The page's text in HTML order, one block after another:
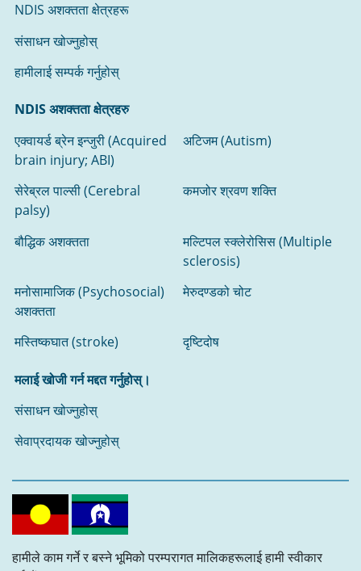
NDIS अशक्तता क्षेत्रहरू
संसाधन खोज्नुहोस्‌
हामीलाई सम्पर्क गर्नुहोस्
NDIS अशक्तता क्षेत्रहरु
एक्वायर्ड ब्रेन इन्जुरी (Acquired
brain injury; ABI)
अटिजम (Autism)
सेरेब्रल पाल्सी (Cerebral
palsy)
कमजोर श्रवण शक्ति
बौद्धिक अशक्तता
मल्टिपल स्क्लेरोसिस (Multiple
sclerosis)
मनोसामाजिक (Psychosocial)
अशक्तता
मेरुदण्डको चोट
मस्तिष्कघात (stroke) दृष्टिदोष
मलाई खोजी गर्न मद्दत गर्नुहोस्।
संसाधन खोज्नुहोस्‌
सेवाप्रदायक खोज्नुहोस्‌
हामीले काम गर्ने र बस्ने भूमिको परम्परागत मालिकहरूलाई हामी स्वीकार